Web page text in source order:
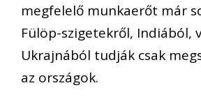
megfelelő munkaerőt már
Fülöp-szigetekről, Indiából,
Ukrajnából tudják csak meg
az országok.